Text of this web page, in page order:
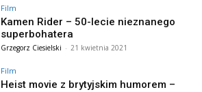
Film
Kamen Rider – 50-lecie nieznanego
superbohatera
Grzegorz Ciesielski - 21 kwietnia 2021
Film
Heist movie z brytyjskim humorem –